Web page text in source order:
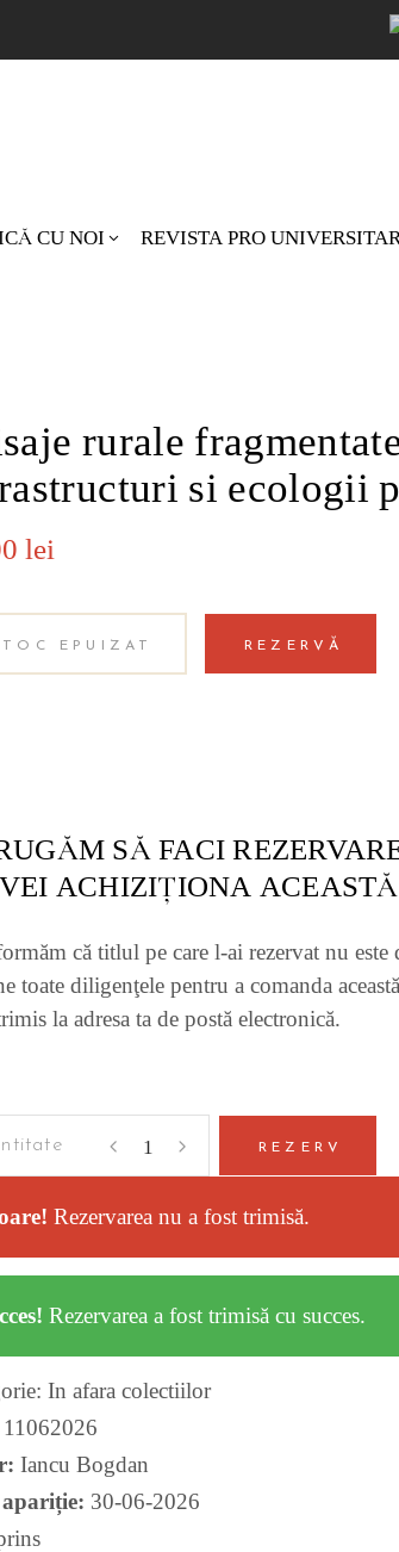
CU NOI REVISTA PRO
rurale
si ecologii
lei
EPUIZAT REZERVĂ
SĂ FACI
ACHIZIŢIONA
că titlul pe care l-ai rezervat nu
toate diligenţele pentru a comanda
la adresa ta de postă electronică.
REZERV
Rezervarea nu a fost trimisă.
Rezervarea a fost trimisă cu succes.
In afara colectiilor
11062026
Iancu Bogdan
30-06-2026